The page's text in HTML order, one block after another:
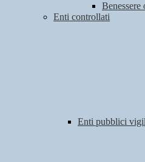
Benessere
Enti controllati
Enti pubblici